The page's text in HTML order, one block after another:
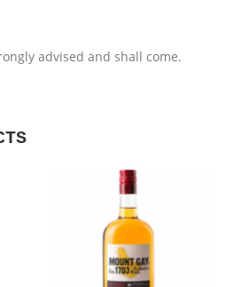
advised and shall come.